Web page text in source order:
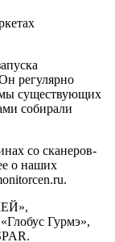
регулярно
существующих
собирали
со сканеров-
о наших
Гурмэ»,